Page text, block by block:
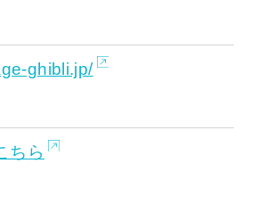
ghibli.jp/
ちら